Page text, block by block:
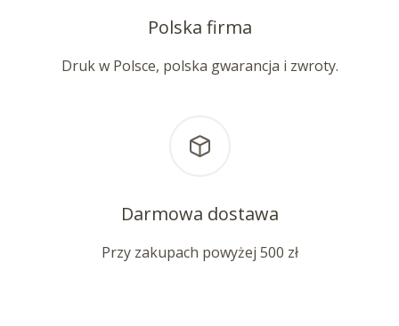
Polska firma
Druk w Polsce, polska gwarancja i zwroty.
Darmowa dostawa
Przy zakupach powyżej 500 zł